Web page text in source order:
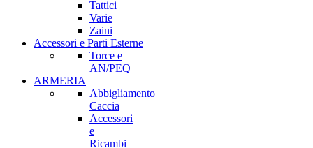
Tattici
Varie
Zaini
Accessori e Parti Esterne
Torce e
AN/PEQ
ARMERIA
Abbigliamento
Caccia
Accessori
e
Ricambi